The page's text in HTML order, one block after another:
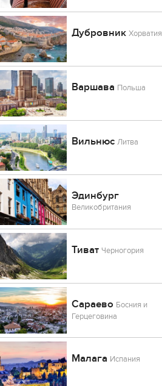
ДубровникХорватия
Варшава Польша
ВильнюсЛитва
Эдинбург
Великобритания
ТиватЧерногория
Сараево Босния и
Герцеговина
Малага Испания